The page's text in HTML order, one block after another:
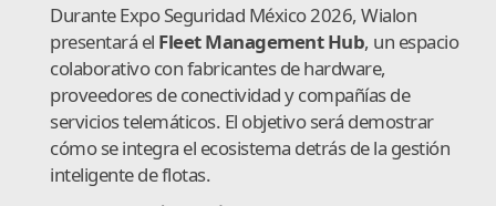
Durante Expo Seguridad México 2026, Wialon
presentará el Fleet Management Hub, un espacio
colaborativo con fabricantes de hardware,
proveedores de conectividad y compañías de
servicios telemáticos. El objetivo será demostrar
cómo se integra el ecosistema detrás de la gestión
inteligente de flotas.